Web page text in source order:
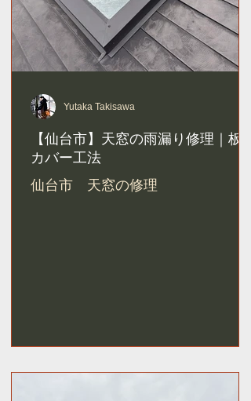
【仙台市】天窓の雨漏り修理｜板金
カバー工法
仙台市 天窓の修理
Yutaka Takisawa